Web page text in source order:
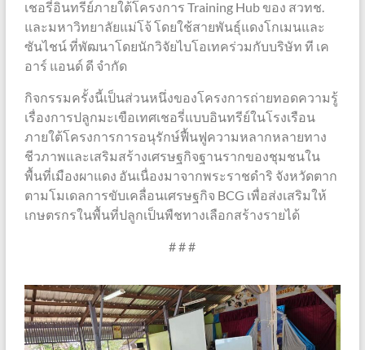
เชอรี่อินทรีย์ภายใต้โครงการ Training Hub ของ สวทช.
และมหาวิทยาลัยแม่โจ้ โดยใช้สายพันธุ์แดงโกเมนและ
ซันไชน์ ที่พัฒนาโดยนักวิจัยไบโอเทคร่วมกับบริษัท ที เค
อาร์ แอนด์ ดี จำกัด
กิจกรรมครั้งนี้เป็นส่วนหนึ่งของโครงการถ่ายทอดความรู้
เรื่องการปลูกมะเขือเทศเชอรี่แบบอินทรีย์ในโรงเรือน
ภายใต้โครงการการอนุรักษ์ฟื้นฟูความหลากหลายทาง
ชีวภาพและเสริมสร้างเศรษฐกิจฐานรากของชุมชนใน
พื้นที่เมืองผาแดง อันเนื่องมาจากพระราชดำริ จังหวัดตาก
ตามโมเดลการขับเคลื่อนเศรษฐกิจ BCG เพื่อส่งเสริมให้
เกษตรกรในพื้นที่ปลูกเป็นพืชทางเลือกสร้างรายได้
# # #